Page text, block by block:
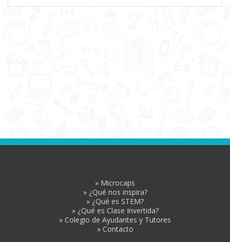
» Microcaps
» ¿Qué nos inspira?
» ¿Qué es STEM?
» ¿Qué es Clase Invertida?
» Colegio de Ayudantes y Tutores
» Contacto